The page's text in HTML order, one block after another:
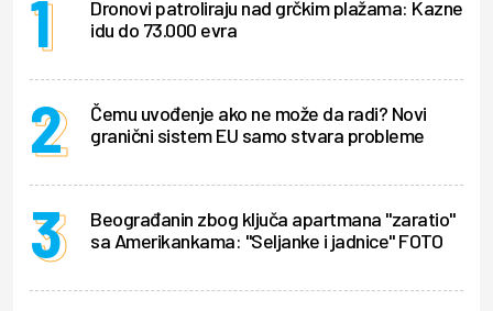
Dronovi patroliraju nad grčkim plažama: Kazne
idu do 73.000 evra
Čemu uvođenje ako ne može da radi? Novi
granični sistem EU samo stvara probleme
Beograđanin zbog ključa apartmana "zaratio"
sa Amerikankama: "Seljanke i jadnice" FOTO